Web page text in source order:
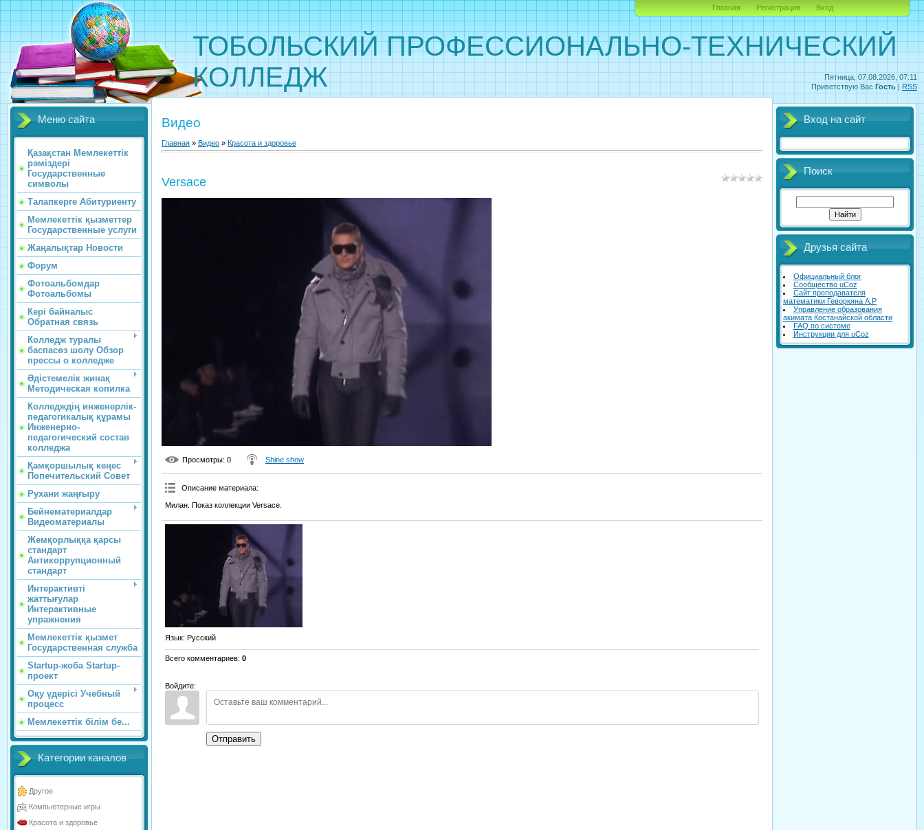
Пятница, 07.08.2026, 07:11
Приветствую Вас Гость | RSS
ТОБОЛЬСКИЙ ПРОФЕССИОНАЛЬНО-ТЕХНИЧЕСКИЙ
КОЛЛЕДЖ
Главная Регистрация Вход
Меню сайта
Қазақстан Мемлекеттік
рәміздері
Государственные
символы
Талапкерге Абитуриенту
Мемлекеттік қызметтер
Государственные услуги
Жаңалықтар Новости
Форум
Фотоальбомдар
Фотоальбомы
Кері байналыс
Обратная связь
Колледж туралы
баспасөз шолу Обзор
прессы о колледже
Әдістемелік жинақ
Методическая копилка
Колледждің инженерлік-
педагогикалық құрамы
Инженерно-
педагогический состав
колледжа
Қамқоршылық кеңес
Попечительский Совет
Рухани жаңғыру
Бейнематериалдар
Видеоматериалы
Жемқорлыққа қарсы
стандарт
Антикоррупционный
стандарт
Интерактивті
жаттығулар
Интерактивные
упражнения
Мемлекеттік қызмет
Государственная служба
Startup-жоба Startup-
проект
Оқу үдерісі Учебный
процесс
Мемлекеттік білім бе...
Категории каналов
Другое
Компьютерные игры
Красота и здоровье
Видео
Главная » Видео » Красота и здоровье
Versace
Просмотры: 0 Shine show
Описание материала:
Милан. Показ коллекции Versace.
Язык: Русский
Всего комментариев: 0
Войдите:
Отправить
Вход на сайт
Поиск
Друзья сайта
Официальный блог
Сообщество uCoz
Сайт преподавателя
математики Геворкяна А.Р
Управление образования
акимата Костанайской области
FAQ по системе
Инструкции для uCoz